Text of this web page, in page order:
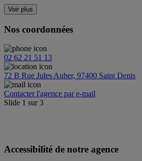
Voir plus
Nos coordonnées
02 62 21 51 13
72 B Rue Jules Auber, 97400 Saint Denis
Contacter l'agence par e-mail
Slide 1 sur3
Accessibilité de notre agence